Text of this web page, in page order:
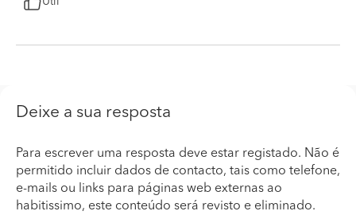
Deixe a sua resposta
Para escrever uma resposta deve estar registado. Não é
permitido incluir dados de contacto, tais como telefone,
e-mails ou links para páginas web externas ao
habitissimo, este conteúdo será revisto e eliminado.